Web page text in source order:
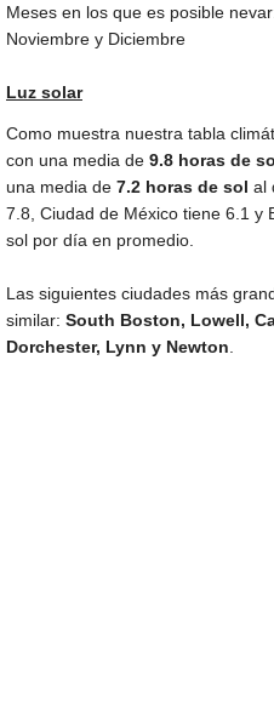
Meses en los que es posible
Noviembre y Diciembre
Luz solar
Como muestra nuestra tabla
con una media de 9.8 horas de
una media de 7.2 horas de sol al
7.8, Ciudad de México tiene 6.1 y
sol por día en promedio.
Las siguientes ciudades más
similar: South Boston, Lowell,
Dorchester, Lynn y Newton